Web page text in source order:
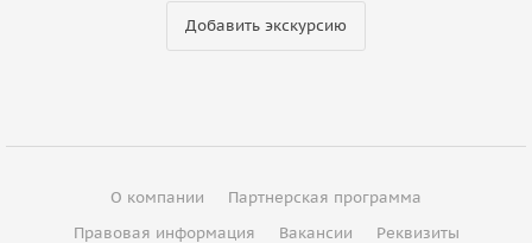
Добавить экскурсию
О компании
Партнерская программа
Правовая информация
Вакансии Реквизиты